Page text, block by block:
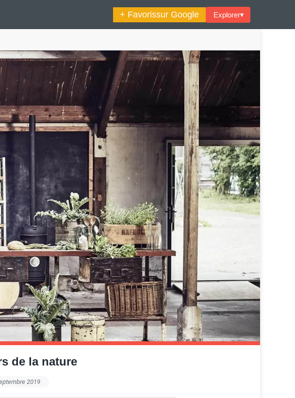
+ Favorissur Google Explorer▾
En 10 Photos La Semaine Décoration Et Design
Maison En Ville
Signe Astrologique Les Trouvailles Déco Du Jour
Vintage On Décode La Déco Petite Surface
Piscine
de la nature
2019